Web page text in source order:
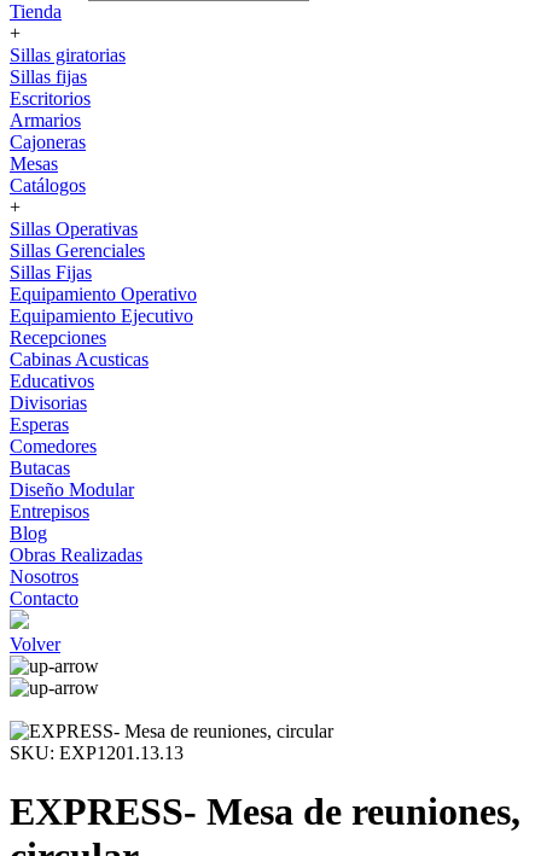
Tienda
+
Sillas giratorias
Sillas fijas
Escritorios
Armarios
Cajoneras
Mesas
Catálogos
+
Sillas Operativas
Sillas Gerenciales
Sillas Fijas
Equipamiento Operativo
Equipamiento Ejecutivo
Recepciones
Cabinas Acusticas
Educativos
Divisorias
Esperas
Comedores
Butacas
Diseño Modular
Entrepisos
Blog
Obras Realizadas
Nosotros
Contacto
Volver
SKU: EXP1201.13.13
EXPRESS- Mesa de reuniones,